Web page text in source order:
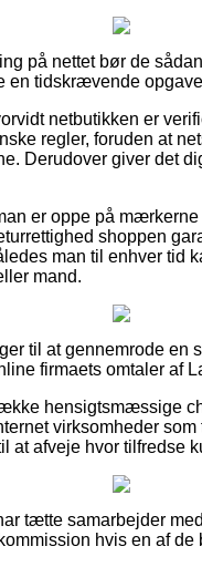
på nettet bør de
en tidskrævende
netbutikken er
regler, foruden at
Derudover giver det
er oppe på
shoppen
man til enhver tid
mand.
til at gennemrode en
firmaets omtaler af
hensigtsmæssige
virksomheder
at afveje hvor tilfredse
tætte samarbejder
hvis en af